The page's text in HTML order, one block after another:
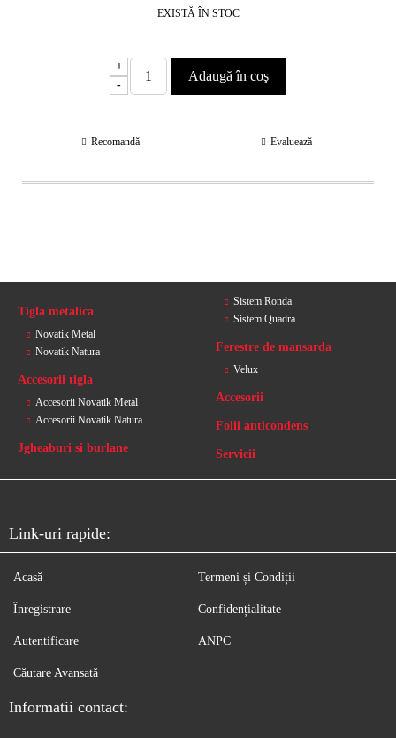
EXISTĂ ÎN STOC
+
-
Recomandă Evaluează
Tigla metalica
Novatik Metal
Novatik Natura
Accesorii tigla
Accesorii Novatik Metal
Accesorii Novatik Natura
Jgheaburi si burlane
Sistem Ronda
Sistem Quadra
Ferestre de mansarda
Velux
Accesorii
Folii anticondens
Servicii
Link-uri rapide:
Acasă
Înregistrare
Autentificare
Căutare Avansată
Termeni și Condiții
Confidențialitate
ANPC
Informatii contact: